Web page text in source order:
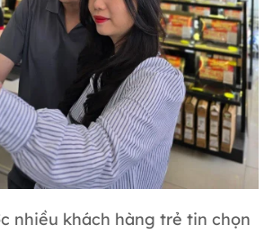
nhiều khách hàng trẻ tin chọn